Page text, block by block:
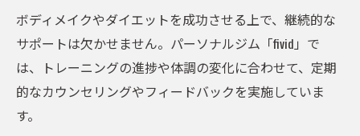
ボディメイクやダイエットを成功させる上で、継続的な
サポートは欠かせません。パーソナルジム「fivid」で
は、トレーニングの進捗や体調の変化に合わせて、定期
的なカウンセリングやフィードバックを実施していま
す。